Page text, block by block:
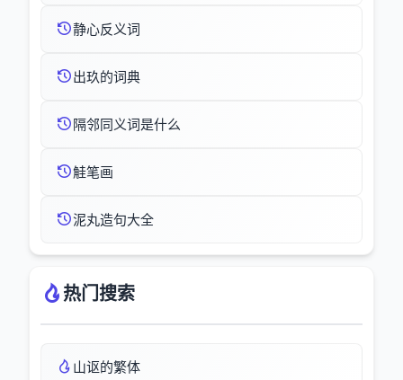
静心反义词
出玖的词典
隔邻同义词是什么
觟笔画
泥丸造句大全
热门搜索
山讴的繁体